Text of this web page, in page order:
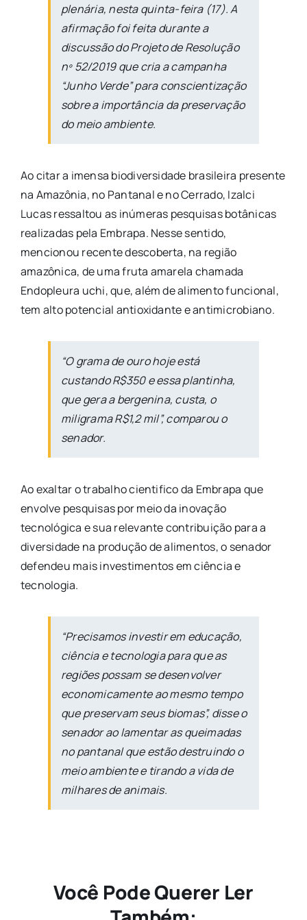
plenária, nesta quinta-feira (17). A
afirmação foi feita durante a
discussão do Projeto de Resolução
nº 52/2019 que cria a campanha
“Junho Verde” para conscientização
sobre a importância da preservação
do meio ambiente.
Ao citar a imensa biodiversidade brasileira presente
na Amazônia, no Pantanal e no Cerrado, Izalci
Lucas ressaltou as inúmeras pesquisas botânicas
realizadas pela Embrapa. Nesse sentido,
mencionou recente descoberta, na região
amazônica, de uma fruta amarela chamada
Endopleura uchi, que, além de alimento funcional,
tem alto potencial antioxidante e antimicrobiano.
“O grama de ouro hoje está
custando R$350 e essa plantinha,
que gera a bergenina, custa, o
miligrama R$1,2 mil”, comparou o
senador.
Ao exaltar o trabalho cientifico da Embrapa que
envolve pesquisas por meio da inovação
tecnológica e sua relevante contribuição para a
diversidade na produção de alimentos, o senador
defendeu mais investimentos em ciência e
tecnologia.
“Precisamos investir em educação,
ciência e tecnologia para que as
regiões possam se desenvolver
economicamente ao mesmo tempo
que preservam seus biomas”, disse o
senador ao lamentar as queimadas
no pantanal que estão destruindo o
meio ambiente e tirando a vida de
milhares de animais.
Você Pode Querer Ler